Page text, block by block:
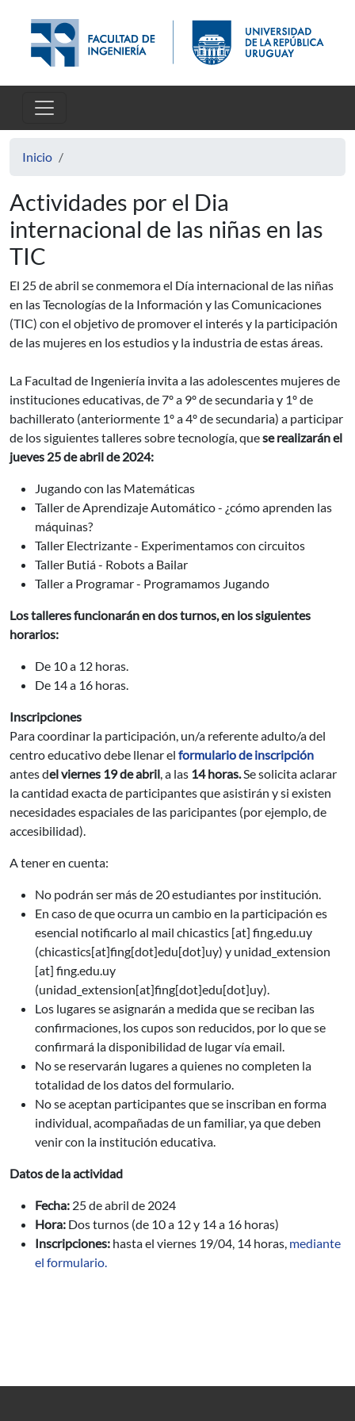
Inicio
Actividades por el Dia
internacional de las niñas en las
TIC
El 25 de abril se conmemora el Día internacional de las niñas
en las Tecnologías de la Información y las Comunicaciones
(TIC) con el objetivo de promover el interés y la participación
de las mujeres en los estudios y la industria de estas áreas.
La Facultad de Ingeniería invita a las adolescentes mujeres de
instituciones educativas, de 7º a 9º de secundaria y 1º de
bachillerato (anteriormente 1º a 4º de secundaria) a participar
de los siguientes talleres sobre tecnología, quese realizarán el
jueves 25 de abril de 2024:
Jugando con las Matemáticas
Taller de Aprendizaje Automático - ¿cómo aprenden las
máquinas?
Taller Electrizante - Experimentamos con circuitos
Taller Butiá - Robots a Bailar
Taller a Programar - Programamos Jugando
Los talleres funcionarán en dos turnos, en los siguientes
horarios:
De 10 a 12 horas.
De 14 a 16 horas.
Inscripciones
Para coordinar la participación, un/a referente adulto/a del
centro educativo debe llenar el formulario de inscripción
antes del viernes 19 de abril, a las 14 horas.Se solicita aclarar
la cantidad exacta de participantes que asistirán y si existen
necesidades espaciales de las paricipantes (por ejemplo, de
accesibilidad).
A tener en cuenta:
No podrán ser más de 20 estudiantes por institución.
En caso de que ocurra un cambio en la participación es
esencial notificarlo al mail chicastics [at] fing.edu.uy
(chicastics[at]fing[dot]edu[dot]uy) y unidad_extension
[at] fing.edu.uy
(unidad_extension[at]fing[dot]edu[dot]uy).
Los lugares se asignarán a medida que se reciban las
confirmaciones, los cupos son reducidos, por lo que se
confirmará la disponibilidad de lugar vía email.
No se reservarán lugares a quienes no completen la
totalidad de los datos del formulario.
No se aceptan participantes que se inscriban en forma
individual, acompañadas de un familiar, ya que deben
venir con la institución educativa.
Datos de la actividad
Fecha: 25 de abril de 2024
Hora: Dos turnos (de 10 a 12 y 14 a 16 horas)
Inscripciones: hasta el viernes 19/04, 14 horas, mediante
el formulario.